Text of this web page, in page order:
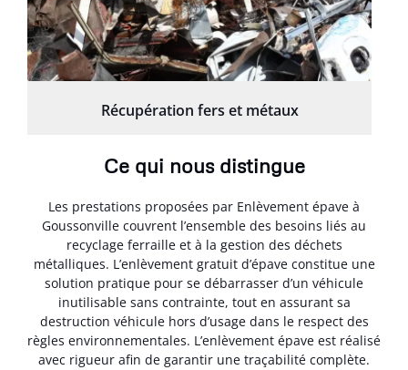
Récupération fers et métaux
Ce qui nous distingue
Les prestations proposées par Enlèvement épave à
Goussonville couvrent l’ensemble des besoins liés au
recyclage ferraille et à la gestion des déchets
métalliques. L’enlèvement gratuit d’épave constitue une
solution pratique pour se débarrasser d’un véhicule
inutilisable sans contrainte, tout en assurant sa
destruction véhicule hors d’usage dans le respect des
règles environnementales. L’enlèvement épave est réalisé
avec rigueur afin de garantir une traçabilité complète.